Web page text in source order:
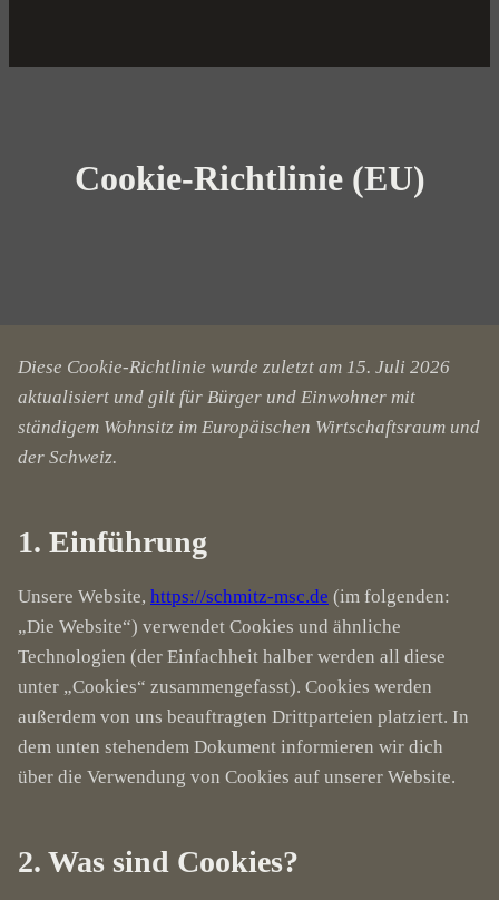
Cookie-Richtlinie (EU)
Diese Cookie-Richtlinie wurde zuletzt am 15. Juli 2026
aktualisiert und gilt für Bürger und Einwohner mit
ständigem Wohnsitz im Europäischen Wirtschaftsraum und
der Schweiz.
1. Einführung
Unsere Website, https://schmitz-msc.de (im folgenden:
„Die Website“) verwendet Cookies und ähnliche
Technologien (der Einfachheit halber werden all diese
unter „Cookies“ zusammengefasst). Cookies werden
außerdem von uns beauftragten Drittparteien platziert. In
dem unten stehendem Dokument informieren wir dich
über die Verwendung von Cookies auf unserer Website.
2. Was sind Cookies?